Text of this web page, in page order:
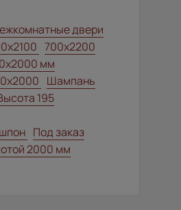
двери
700x2200
мм
Шампань
195
Под заказ
2000 мм